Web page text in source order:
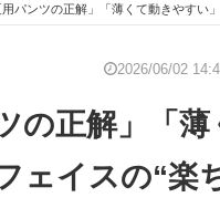
ツの正解」「薄くて動きやすい」 ノースフェイスの“楽ちんパンツ”が
2026/06/02
の正解」「
イスの“楽